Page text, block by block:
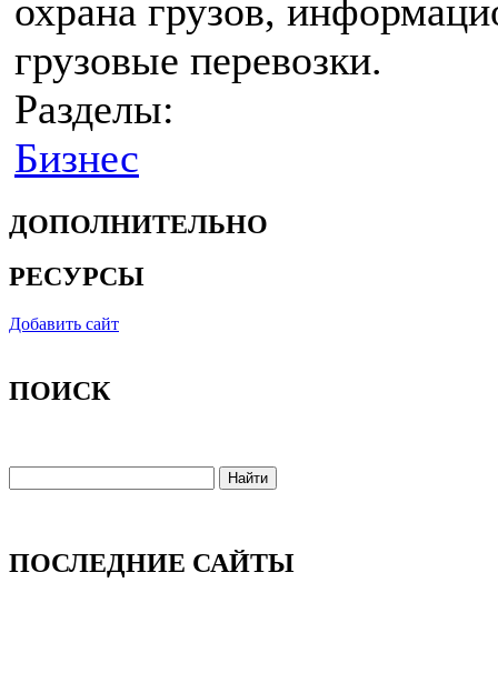
охрана грузов,
грузовые перевозки.
Разделы:
Бизнес
ДОПОЛНИТЕЛЬНО
РЕСУРСЫ
Добавить сайт
ПОИСК
ПОСЛЕДНИЕ САЙТЫ